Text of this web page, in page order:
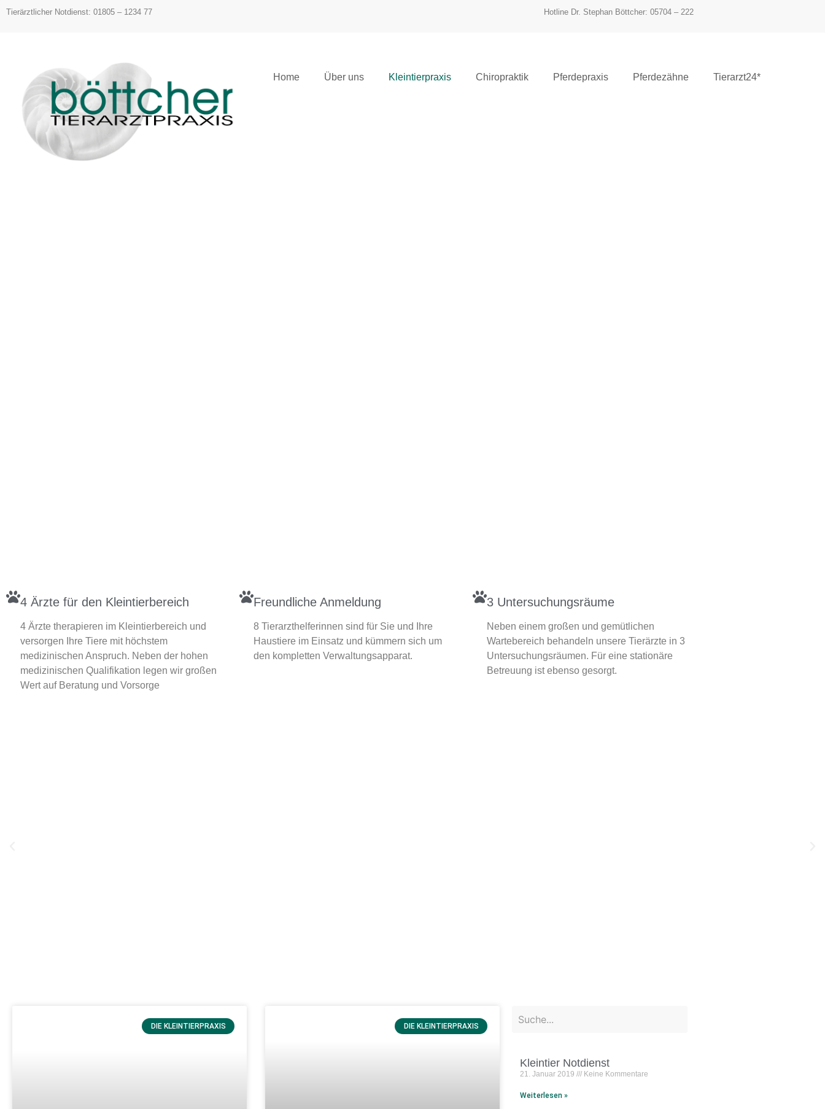
springen
Tierärztlicher Notdienst: 01805 – 1234 77 Hotline Dr. Stephan Böttcher: 05704 – 222
Home Über uns Kleintierpraxis Chiropraktik Pferdepraxis Pferdezähne Tierarzt24*
4 Ärzte für den Kleintierbereich
4 Ärzte therapieren im Kleintierbereich und
versorgen Ihre Tiere mit höchstem
medizinischen Anspruch. Neben der hohen
medizinischen Qualifikation legen wir großen
Wert auf Beratung und Vorsorge
Freundliche Anmeldung
8 Tierarzthelferinnen sind für Sie und Ihre
Haustiere im Einsatz und kümmern sich um
den kompletten Verwaltungsapparat.
3 Untersuchungsräume
Neben einem großen und gemütlichen
Wartebereich behandeln unsere Tierärzte in 3
Untersuchungsräumen. Für eine stationäre
Betreuung ist ebenso gesorgt.
DIE KLEINTIERPRAXIS DIE KLEINTIERPRAXIS
Kleintier Notdienst
21. Januar 2019 Keine Kommentare
Weiterlesen »